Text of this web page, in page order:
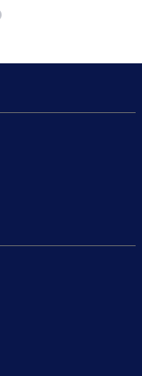
počítače nebo jiné IoT